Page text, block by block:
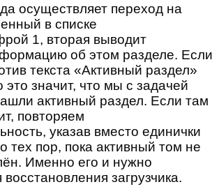
осуществляет переход на
в списке
1, вторая выводит
об этом разделе. Если
текста «Активный раздел»
это значит, что мы с задачей
активный раздел. Если там
повторяем
указав вместо единички
тех пор, пока активный том не
Именно его и нужно
загрузчика.